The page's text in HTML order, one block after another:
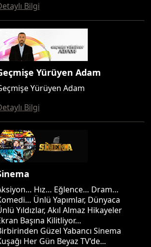
Bilgi
Yürüyen Adam
Yürüyen Adam
Bilgi
Hız… Eğlence… Dram…
Ünlü Yapımlar, Dünyaca
Yıldızlar, Akıl Almaz Hikayeler
Başına Kilitliyor…
Güzel Yabancı Sinema
Her Gün Beyaz TV’de...